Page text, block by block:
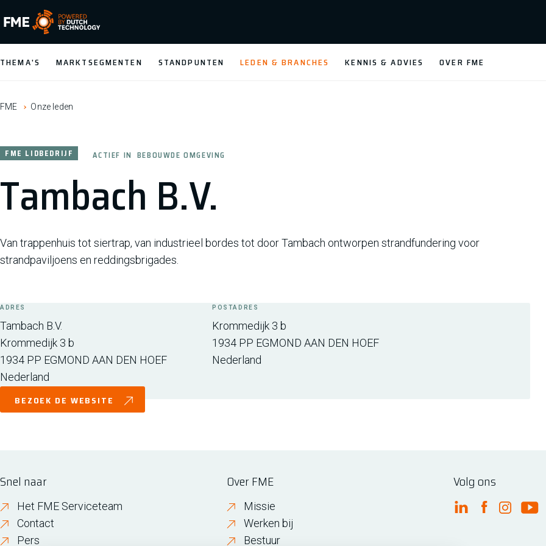
FME Logo, to the homepage
THEMA'S MARKTSEGMENTEN STANDPUNTEN LEDEN & BRANCHES KENNIS & ADVIES OVER FME
FME Onze leden
Tambach B.V.
FME LIDBEDRIJF ACTIEF IN BEBOUWDE OMGEVING
Van trappenhuis tot siertrap, van industrieel bordes tot door Tambach ontworpen strandfundering voor
strandpaviljoens en reddingsbrigades.
ADRES
Tambach B.V.
Krommedijk 3 b
1934 PP EGMOND AAN DEN HOEF
Nederland
POSTADRES
Krommedijk 3 b
1934 PP EGMOND AAN DEN HOEF
Nederland
BEZOEK DE WEBSITE
Snel naar
Het FME Serviceteam
Contact
Pers
Over FME
Missie
Werken bij
Bestuur
Volg ons
FME Linkedin
FMEFME